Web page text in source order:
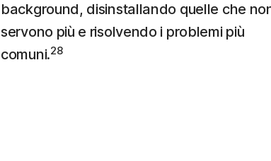
background, disinstallando quelle che
servono più e risolvendo i problemi più
comuni.28